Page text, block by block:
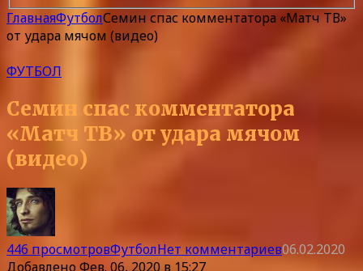
ГлавнаяФутболСемин спас комментатора «Матч ТВ»
от удара мячом (видео)
ФУТБОЛ
Семин спас комментатора
«Матч ТВ» от удара мячом
(видео)
446 просмотровФутболНет комментариев06.02.2020
ДобавленоФев. 06, 2020 в 15:27